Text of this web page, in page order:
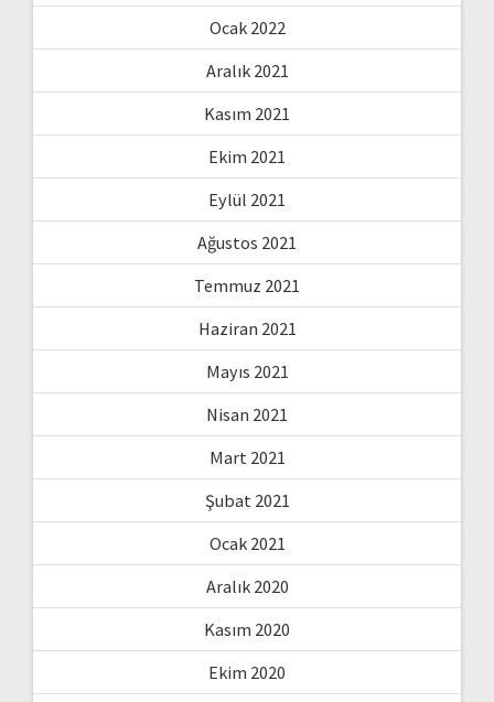
Ocak 2022
Aralık 2021
Kasım 2021
Ekim 2021
Eylül 2021
Ağustos 2021
Temmuz 2021
Haziran 2021
Mayıs 2021
Nisan 2021
Mart 2021
Şubat 2021
Ocak 2021
Aralık 2020
Kasım 2020
Ekim 2020